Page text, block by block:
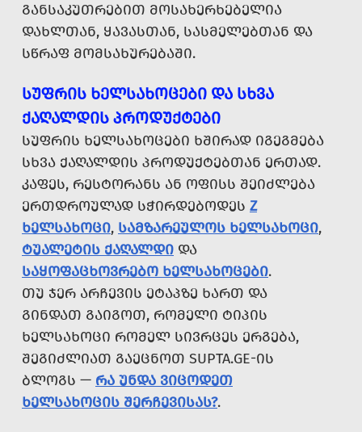
ᲒᲐᲜᲡᲐᲙᲣᲗᲠᲔᲑᲘᲗ ᲛᲝᲡᲐᲮᲔᲠᲮᲔᲑᲔᲚᲘᲐ
ᲓᲐᲮᲚᲗᲐᲜ, ᲧᲐᲕᲐᲡᲗᲐᲜ, ᲡᲐᲡᲛᲔᲚᲔᲑᲗᲐᲜ ᲓᲐ
ᲡᲬᲠᲐᲤ ᲛᲝᲛᲡᲐᲮᲣᲠᲔᲑᲐᲨᲘ.
ᲡᲣᲤᲠᲘᲡ ᲮᲔᲚᲡᲐᲮᲝᲪᲔᲑᲘ ᲓᲐ ᲡᲮᲕᲐ
ᲥᲐᲦᲐᲚᲓᲘᲡ ᲞᲠᲝᲓᲣᲥᲢᲔᲑᲘ
ᲡᲣᲤᲠᲘᲡ ᲮᲔᲚᲡᲐᲮᲝᲪᲔᲑᲘ ᲮᲨᲘᲠᲐᲓ ᲘᲒᲔᲒᲛᲔᲑᲐ
ᲡᲮᲕᲐ ᲥᲐᲦᲐᲚᲓᲘᲡ ᲞᲠᲝᲓᲣᲥᲢᲔᲑᲗᲐᲜ ᲔᲠᲗᲐᲓ.
ᲙᲐᲤᲔᲡ, ᲠᲔᲡᲢᲝᲠᲐᲜᲡ ᲐᲜ ᲝᲤᲘᲡᲡ ᲨᲔᲘᲫᲚᲔᲑᲐ
ᲔᲠᲗᲓᲠᲝᲣᲚᲐᲓ ᲡᲭᲘᲠᲓᲔᲑᲝᲓᲔᲡ Z
ᲮᲔᲚᲡᲐᲮᲝᲪᲘ, ᲡᲐᲛᲖᲐᲠᲔᲣᲚᲝᲡ ᲮᲔᲚᲡᲐᲮᲝᲪᲘ,
ᲢᲣᲐᲚᲔᲢᲘᲡ ᲥᲐᲦᲐᲚᲓᲘ ᲓᲐ
ᲡᲐᲧᲝᲤᲐᲪᲮᲝᲕᲠᲔᲑᲝ ᲮᲔᲚᲡᲐᲮᲝᲪᲔᲑᲘ.
ᲗᲣ ᲯᲔᲠ ᲐᲠᲩᲔᲕᲘᲡ ᲔᲢᲐᲞᲖᲔ ᲮᲐᲠᲗ ᲓᲐ
ᲒᲘᲜᲓᲐᲗ ᲒᲐᲘᲒᲝᲗ, ᲠᲝᲛᲔᲚᲘ ᲢᲘᲞᲘᲡ
ᲮᲔᲚᲡᲐᲮᲝᲪᲘ ᲠᲝᲛᲔᲚ ᲡᲘᲕᲠᲪᲔᲡ ᲔᲠᲒᲔᲑᲐ,
ᲨᲔᲒᲘᲫᲚᲘᲐᲗ ᲒᲐᲔᲪᲜᲝᲗ SUPTA.GE-ᲘᲡ
ᲑᲚᲝᲒᲡ — ᲠᲐ ᲣᲜᲓᲐ ᲕᲘᲪᲝᲓᲔᲗ
ᲮᲔᲚᲡᲐᲮᲝᲪᲘᲡ ᲨᲔᲠᲩᲔᲕᲘᲡᲐᲡ?.